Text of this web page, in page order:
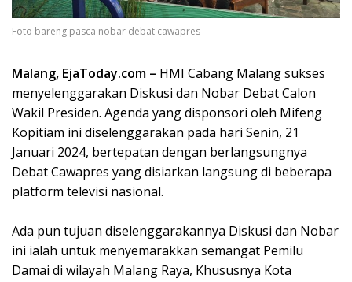
Foto bareng pasca nobar debat cawapres
Malang, EjaToday.com – HMI Cabang Malang sukses
menyelenggarakan Diskusi dan Nobar Debat Calon
Wakil Presiden. Agenda yang disponsori oleh Mifeng
Kopitiam ini diselenggarakan pada hari Senin, 21
Januari 2024, bertepatan dengan berlangsungnya
Debat Cawapres yang disiarkan langsung di beberapa
platform televisi nasional.
Ada pun tujuan diselenggarakannya Diskusi dan Nobar
ini ialah untuk menyemarakkan semangat Pemilu
Damai di wilayah Malang Raya, Khususnya Kota